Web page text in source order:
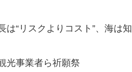
“リスクよりコスト”、海は知
事業者ら祈願祭